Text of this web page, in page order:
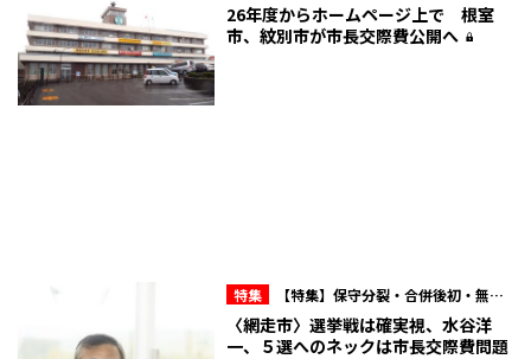
26年度からホームページ上で 根室
市、紋別市が市長交際費公開へ
特集
【特集】保守分裂・合併後初・無風
観測も……話題の首長選をピックアップ！
〈網走市〉選挙戦は確実視、水谷洋
一、５選へのネックは市長交際費問題